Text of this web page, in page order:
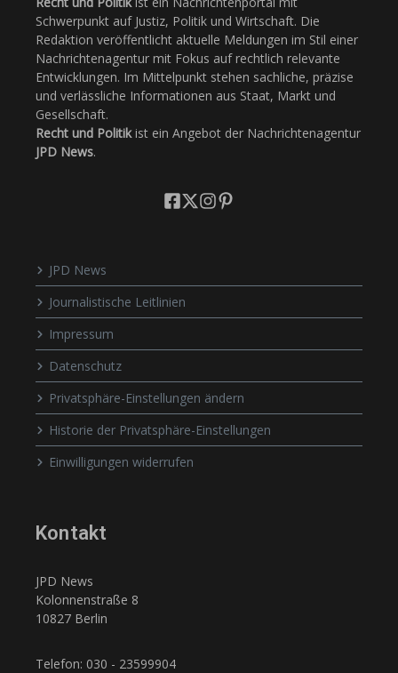
Schwerpunkt auf Justiz, Politik und Wirtschaft. Die
Redaktion veröffentlicht aktuelle Meldungen im Stil einer
Nachrichtenagentur mit Fokus auf rechtlich relevante
Entwicklungen. Im Mittelpunkt stehen sachliche, präzise
und verlässliche Informationen aus Staat, Markt und
Gesellschaft.
Recht und Politikist ein Angebot der Nachrichtenagentur
JPD News.
JPD News
Journalistische Leitlinien
Impressum
Datenschutz
Privatsphäre-Einstellungen ändern
Historie der Privatsphäre-Einstellungen
Einwilligungen widerrufen
Kontakt
JPD News
Kolonnenstraße 8
10827 Berlin
Telefon: 030 - 23599904